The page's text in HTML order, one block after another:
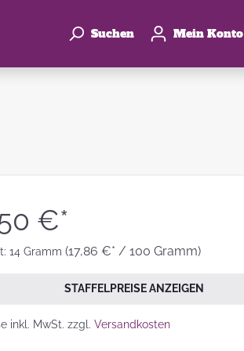
Suchen Mein Konto
€*
14 Gramm (17,86 €* / 100 Gramm)
STAFFELPREISE ANZEIGEN
inkl. MwSt. zzgl. Versandkosten